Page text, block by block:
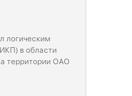
логическим
в области
территории ОАО